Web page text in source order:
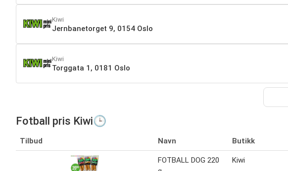
Kiwi
Jernbanetorget 9, 0154 Oslo
Kiwi
Torggata 1, 0181 Oslo
Fotball pris Kiwi🕒
Tilbud Navn Butikk
FOTBALL DOG 220
Kiwi